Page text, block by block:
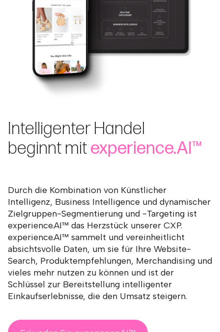
Intelligenter Handel
beginnt mitexperience.AI™
Durch die Kombination von Künstlicher
Intelligenz, Business Intelligence und dynamischer
Zielgruppen-Segmentierung und -Targeting ist
experience.AI™ das Herzstück unserer CXP.
experience.AI™ sammelt und vereinheitlicht
absichtsvolle Daten, um sie für Ihre Website-
Search, Produktempfehlungen, Merchandising und
vieles mehr nutzen zu können und ist der
Schlüssel zur Bereitstellung intelligenter
Einkaufserlebnisse, die den Umsatz steigern.